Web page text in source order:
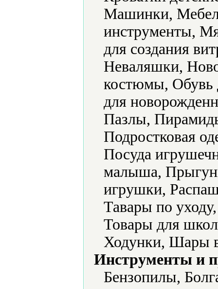
Машинки,
инструменты,
для создания
Неваляшки,
костюмы, Обувь
для
Пазлы,
Подростковая
Посуда
малыша,
игрушки,
Тавары по
Товары для
Ходунки, Шары
Инструменты и
Бензопилы,